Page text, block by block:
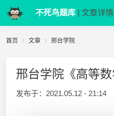
不死鸟题库 | 文章详情
首页 文章 邢台学院
发布于： 2021.05.12 - 21:14